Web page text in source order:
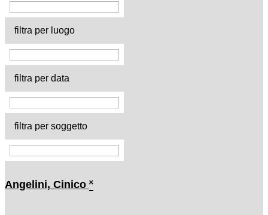
filtra per luogo
filtra per data
filtra per soggetto
Angelini, Cinico ˟